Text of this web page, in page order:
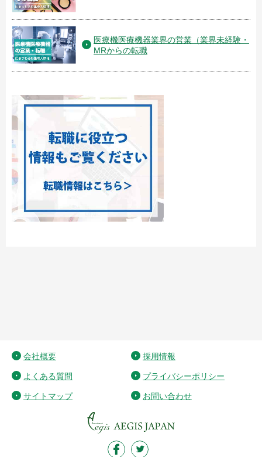
医療機医療機器業界の営業（業界未経験・
MRからの転職
会社概要 採用情報
よくある質問 プライバシーポリシー
サイトマップ お問い合わせ